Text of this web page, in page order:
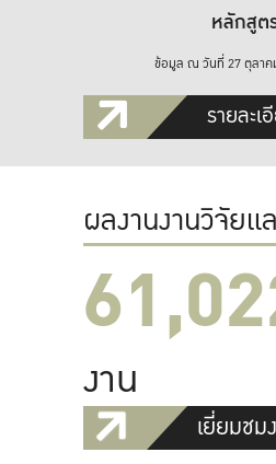
หลักสูต
ข้อมูล ณ วันที่ 27 ตุลาค
รายละเ
ผลงานงานวิจัยแ
งาน
เยี่ยมช